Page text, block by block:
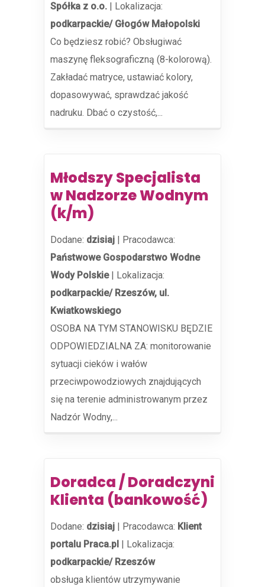
Spółka z o.o. | Lokalizacja:
podkarpackie/ Głogów Małopolski
Co będziesz robić? Obsługiwać
maszynę fleksograficzną (8-kolorową).
Zakładać matryce, ustawiać kolory,
dopasowywać, sprawdzać jakość
nadruku. Dbać o czystość,...
Młodszy Specjalista
w Nadzorze Wodnym
(k/m)
Dodane: dzisiaj | Pracodawca:
Państwowe Gospodarstwo Wodne
Wody Polskie| Lokalizacja:
podkarpackie/ Rzeszów, ul.
Kwiatkowskiego
OSOBA NA TYM STANOWISKU BĘDZIE
ODPOWIEDZIALNA ZA: monitorowanie
sytuacji cieków i wałów
przeciwpowodziowych znajdujących
się na terenie administrowanym przez
Nadzór Wodny,...
Doradca / Doradczyni
Klienta (bankowość)
Dodane: dzisiaj | Pracodawca: Klient
portalu Praca.pl | Lokalizacja:
podkarpackie/ Rzeszów
obsługa klientów utrzymywanie